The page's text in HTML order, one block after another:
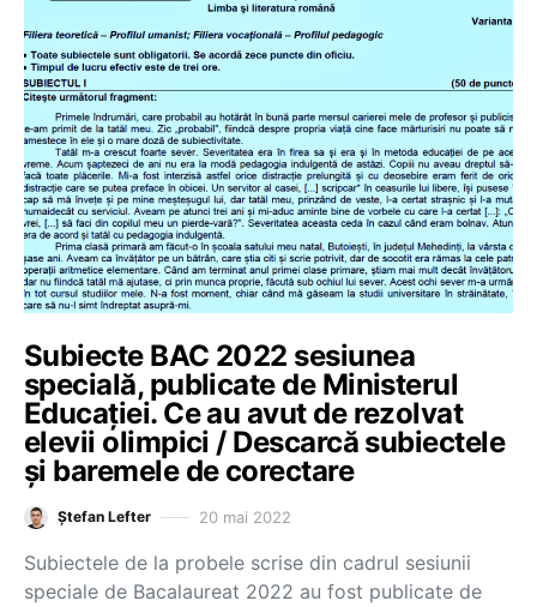
Subiecte BAC 2022 sesiunea
specială, publicate de Ministerul
Educației. Ce au avut de rezolvat
elevii olimpici / Descarcă subiectele
și baremele de corectare
Ștefan Lefter 20 mai 2022
Subiectele de la probele scrise din cadrul sesiunii
speciale de Bacalaureat 2022 au fost publicate de